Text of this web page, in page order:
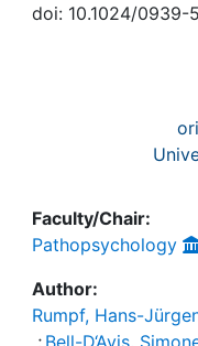
My FIS
doi: 10.1024/0939-
Faculty/Chair:
Pathopsychology
Author:
Rumpf, Hans-
; Bell-D‘Avis,